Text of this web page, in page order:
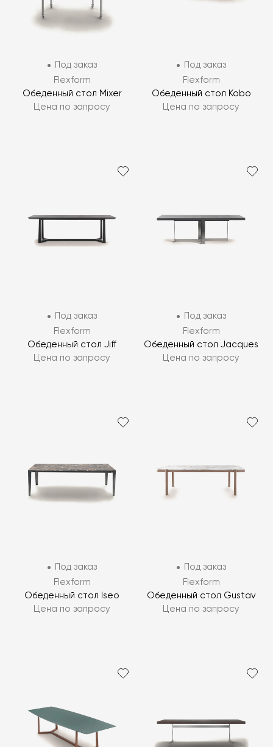
Под заказ
Flexform
Обеденный стол Mixer
Цена по запросу
Под заказ
Flexform
Обеденный стол Kobo
Цена по запросу
Под заказ
Flexform
Обеденный стол Jiff
Цена по запросу
Под заказ
Flexform
Обеденный стол Jacques
Цена по запросу
Под заказ
Flexform
Обеденный стол Iseo
Цена по запросу
Под заказ
Flexform
Обеденный стол Gustav
Цена по запросу